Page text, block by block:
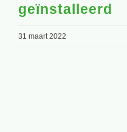
geïnstalleerd
31 maart 2022